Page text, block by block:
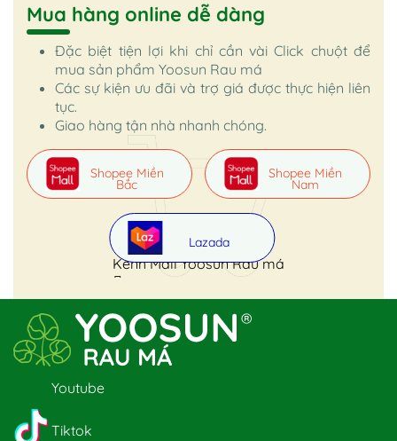
Mua hàng online dễ dàng
Đặc biệt tiện lợi khi chỉ cần vài Click chuột để
mua sản phẩm Yoosun Rau má
Các sự kiện ưu đãi và trợ giá được thực hiện liên
tục.
Giao hàng tận nhà nhanh chóng.
Kênh Mall Yoosun Rau má
Shopee Miền
Bắc
Shopee Miền
Nam
Lazada
Youtube
Tiktok